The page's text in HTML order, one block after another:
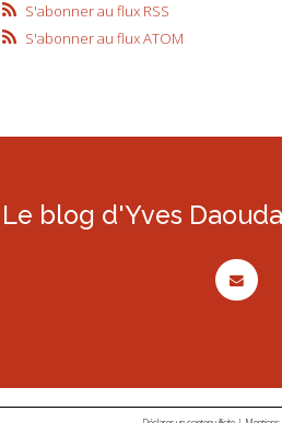
S'abonner au flux RSS
S'abonner au flux ATOM
Le blog d'Yves